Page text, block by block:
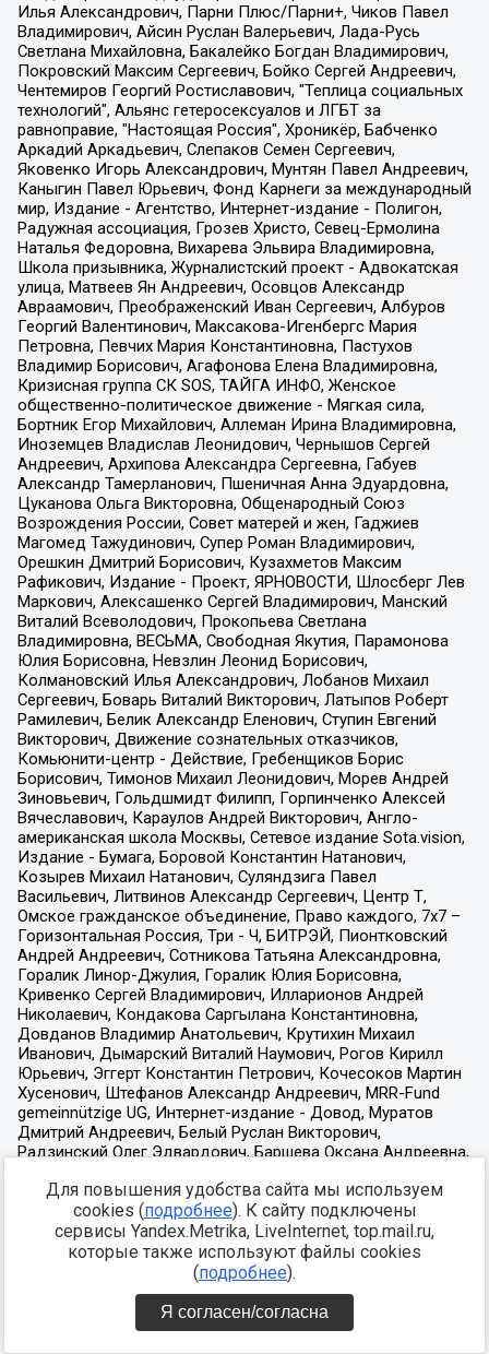
Для повышения удобства сайта мы используем
cookies (подробнее). К сайту подключены
сервисы Yandex.Metrika, LiveInternet, top.mail.ru,
которые также используют файлы cookies
(подробнее).
Я согласен/согласна